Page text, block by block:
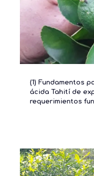
(1) Fundamentos
ácida Tahití de
requerimientos